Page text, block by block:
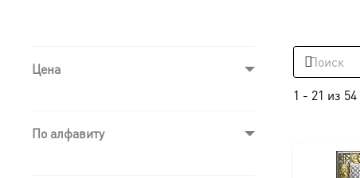
Цена
По алфавиту
1 - 21 из 54